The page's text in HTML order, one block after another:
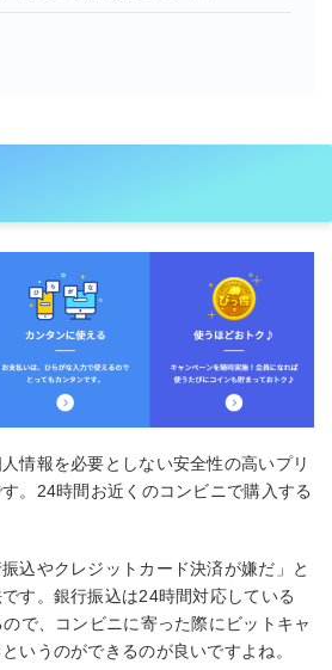
情報を必要としない安全性の高いプリ
。24時間お近くのコンビニで購入する
込やクレジットカード決済が嫌だ」と
す。銀行振込は24時間対応している
で、コンビニに寄った際にビットキャ
いうのができるのが良いですよね。